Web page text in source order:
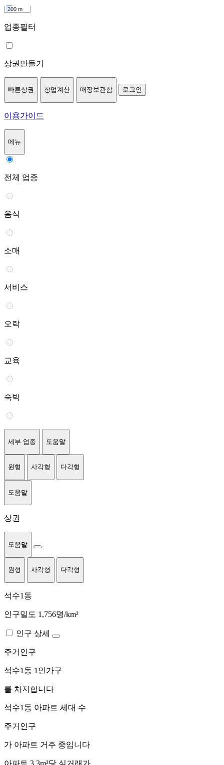
200 m
업종필터
상권만들기
빠른상권 창업계산 매장보관함 로그인
이용가이드
메뉴
전체 업종
음식
소매
서비스
오락
교육
숙박
세부 업종 도움말
원형 사각형 다각형
도움말
상권
도움말
원형 사각형 다각형
석수1동
인구밀도 1,756명/km²
인구 상세
주거인구
석수1동 1인가구
를 차지합니다
석수1동 아파트 세대 수
주거인구
가 아파트 거주 중입니다
아파트 3.3m²당 실거래가